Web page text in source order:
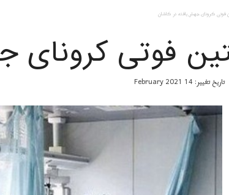
ب
گ
ا
فوتی کرونای جهش یافته در کاشان
فوتی کرونای
تاریخ تغییر: 14 February 2021